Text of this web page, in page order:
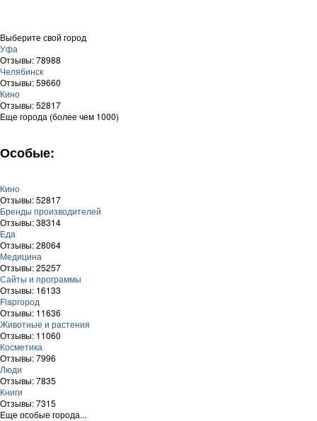
Выберите свой город
Уфа
Отзывы: 78988
Челябинск
Отзывы: 59660
Кино
Отзывы: 52817
Еще города (более чем 1000)
Особые:
Кино
Отзывы: 52817
Бренды производителей
Отзывы: 38314
Еда
Отзывы: 28064
Медицина
Отзывы: 25257
Сайты и программы
Отзывы: 16133
Flapгород
Отзывы: 11636
Животные и растения
Отзывы: 11060
Косметика
Отзывы: 7996
Люди
Отзывы: 7835
Книги
Отзывы: 7315
Еще особые города...